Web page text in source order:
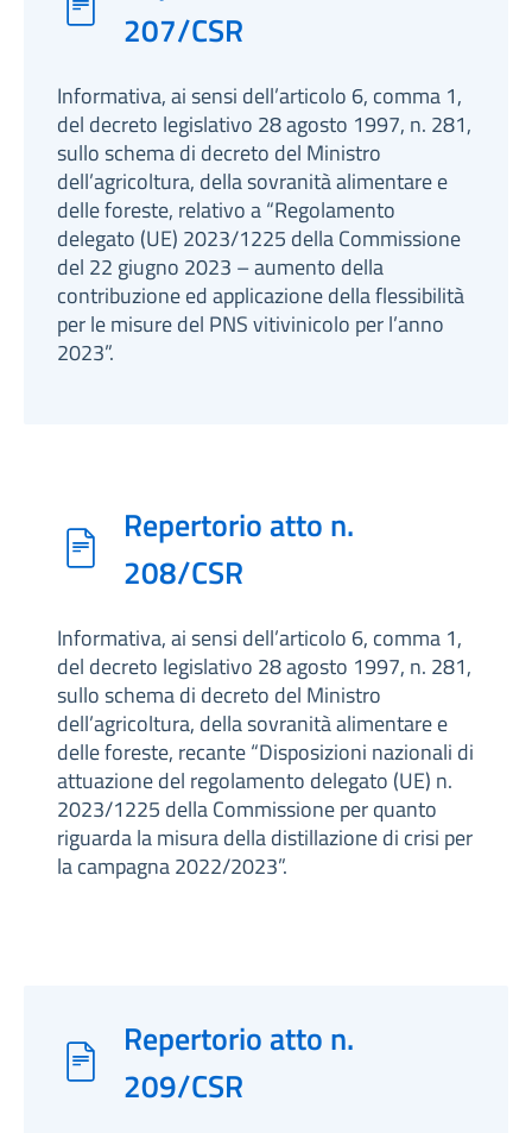
207/CSR
Informativa, ai sensi dell’articolo 6, comma 1,
del decreto legislativo 28 agosto 1997, n. 281,
sullo schema di decreto del Ministro
dell’agricoltura, della sovranità alimentare e
delle foreste, relativo a “Regolamento
delegato (UE) 2023/1225 della Commissione
del 22 giugno 2023 – aumento della
contribuzione ed applicazione della flessibilità
per le misure del PNS vitivinicolo per l’anno
2023”.
Repertorio atto n.
208/CSR
Informativa, ai sensi dell’articolo 6, comma 1,
del decreto legislativo 28 agosto 1997, n. 281,
sullo schema di decreto del Ministro
dell’agricoltura, della sovranità alimentare e
delle foreste, recante “Disposizioni nazionali di
attuazione del regolamento delegato (UE) n.
2023/1225 della Commissione per quanto
riguarda la misura della distillazione di crisi per
la campagna 2022/2023”.
Repertorio atto n.
209/CSR